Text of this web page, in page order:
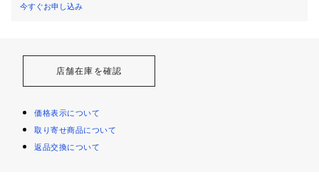
今すぐお申し込み
店舗在庫を確認
価格表示について
取り寄せ商品について
返品交換について